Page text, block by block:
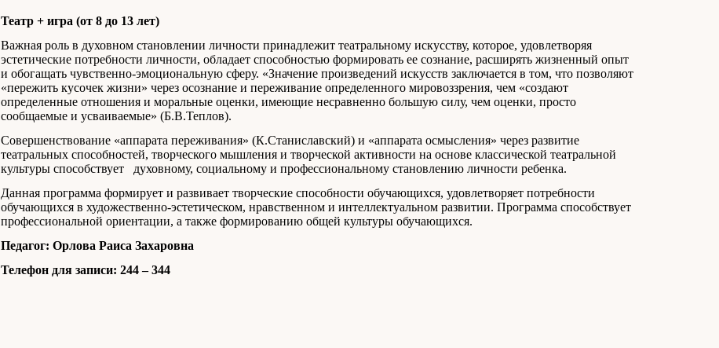
Театр + игра (от 8 до 13 лет)
Важная роль в духовном становлении личности принадлежит театральному искусству, которое, удовлетворяя
эстетические потребности личности, обладает способностью формировать ее сознание, расширять жизненный опыт
и обогащать чувственно-эмоциональную сферу. «Значение произведений искусств заключается в том, что позволяют
«пережить кусочек жизни» через осознание и переживание определенного мировоззрения, чем «создают
определенные отношения и моральные оценки, имеющие несравненно большую силу, чем оценки, просто
сообщаемые и усваиваемые» (Б.В.Теплов).
Совершенствование «аппарата переживания» (К.Станиславский) и «аппарата осмысления» через развитие
театральных способностей, творческого мышления и творческой активности на основе классической театральной
культуры способствует духовному, социальному и профессиональному становлению личности ребенка.
Данная программа формирует и развивает творческие способности обучающихся, удовлетворяет потребности
обучающихся в художественно-эстетическом, нравственном и интеллектуальном развитии. Программа способствует
профессиональной ориентации, а также формированию общей культуры обучающихся.
Педагог: Орлова Раиса Захаровна
Телефон для записи: 244 – 344